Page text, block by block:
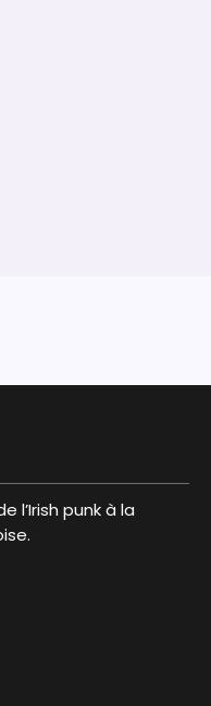
l’Irish punk à la